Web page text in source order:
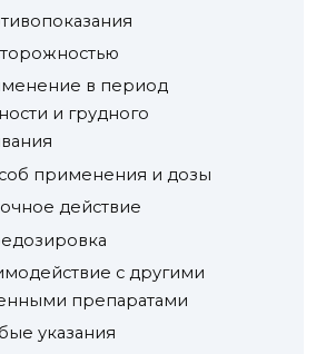
в период
и грудного
применения и дозы
действие
с другими
препаратами
указания